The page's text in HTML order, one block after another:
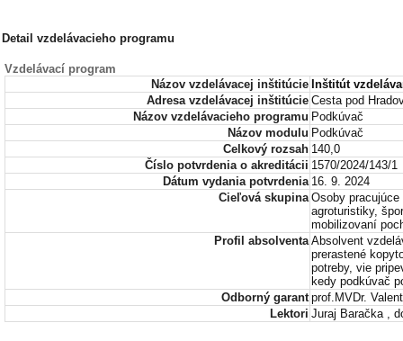
Detail vzdelávacieho programu
Vzdelávací program
Názov vzdelávacej inštitúcie Inštitút
Adresa vzdelávacej inštitúcie Cesta pod
Názov vzdelávacieho programu Podkúvač
Názov modulu Podkúvač
Celkový rozsah 140,0
Číslo potvrdenia o akreditácii 1570/2024/143/1
Dátum vydania potvrdenia 16. 9. 2024
Cieľová skupina Osoby
agroturistiky,
mobilizovaní
Profil absolventa Absolvent
prerastené
potreby, vie
kedy podkúvač
Odborný garant prof.MVDr.
Lektori Juraj Baračka ,